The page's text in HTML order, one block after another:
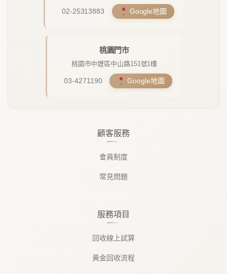
顧客服務
會員制度
常見問題
服務項目
回收線上試算
黃金回收流程
02-25313883 Google地圖
桃園門市
桃園市中壢區中山路151號1樓
03-4271190 Google地圖